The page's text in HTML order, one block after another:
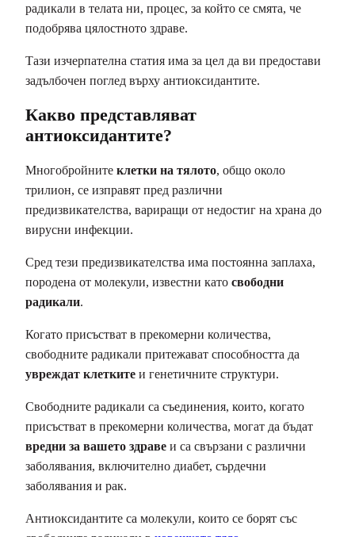
радикали в телата ни, процес, за който се смята, че
подобрява цялостното здраве.
Тази изчерпателна статия има за цел да ви предостави
задълбочен поглед върху антиоксидантите.
Какво представляват
антиоксидантите?
Многобройните клетки на тялото, общо около
трилион, се изправят пред различни
предизвикателства, вариращи от недостиг на храна до
вирусни инфекции.
Сред тези предизвикателства има постоянна заплаха,
породена от молекули, известни като свободни
радикали.
Когато присъстват в прекомерни количества,
свободните радикали притежават способността да
увреждат клетките и генетичните структури.
Свободните радикали са съединения, които, когато
присъстват в прекомерни количества, могат да бъдат
вредни за вашето здраве и са свързани с различни
заболявания, включително диабет, сърдечни
заболявания и рак.
Антиоксидантите са молекули, които се борят със